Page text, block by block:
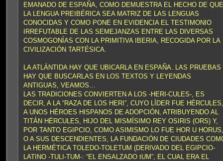
EMANADO DE ESPAÑA, COMO DEMUESTRA EL HECHO DE QUE
LA LENGUA PREIBÉRICA SEA MATRIZ DE LAS LENGUAS
CONOCIDAS Y COMO PONE EN EVIDENCIA EL TESTIMONIO
IRREFUTABLE DE LAS SEMEJANZAS ENTRE LAS DIVERSAS
COSMOGONÍAS CON LA PRIMITIVA IBERIA, RECOGIDA POR LA
CIVILIZACIÓN TARTÉSICA.
LA ATLÁNTIDA HAY QUE UBICARLA EN ESPAÑA. LAS PRUEBAS
HAY QUE BUSCARLAS EN LOS TEXTOS Y LEYENDAS
ANTIGUAS, VEAMOS…
LAS TRADICIONES CONVIERTEN A LOS -HERI-CULES-, ES
DECIR, A LA “RAZA DE LOS HERI”, CUYO LÍDER FUE HÉRCULES,
A UNOS HÉROES HISPANOS DE ADOPCIÓN, ATRIBUYENDO AL
TITÁN HÉRCULES, HIJO DEL MISMÍSIMO REY OSIRIS (ORS) Y,
POR TANTO EGIPCIO, COMO ASIMISMO LO FUE HOR U HORUS,
O A SUS DESCENDIENTES, LA FUNDACIÓN DE CIUDADES
LA HERMÉTICA TOLEDO-TOLETUM (DERIVADO DEL EGIPCIO-
LATINO -TULI-TUM-: “EL ENSALZADO tUM”, EL CUAL ERA EL